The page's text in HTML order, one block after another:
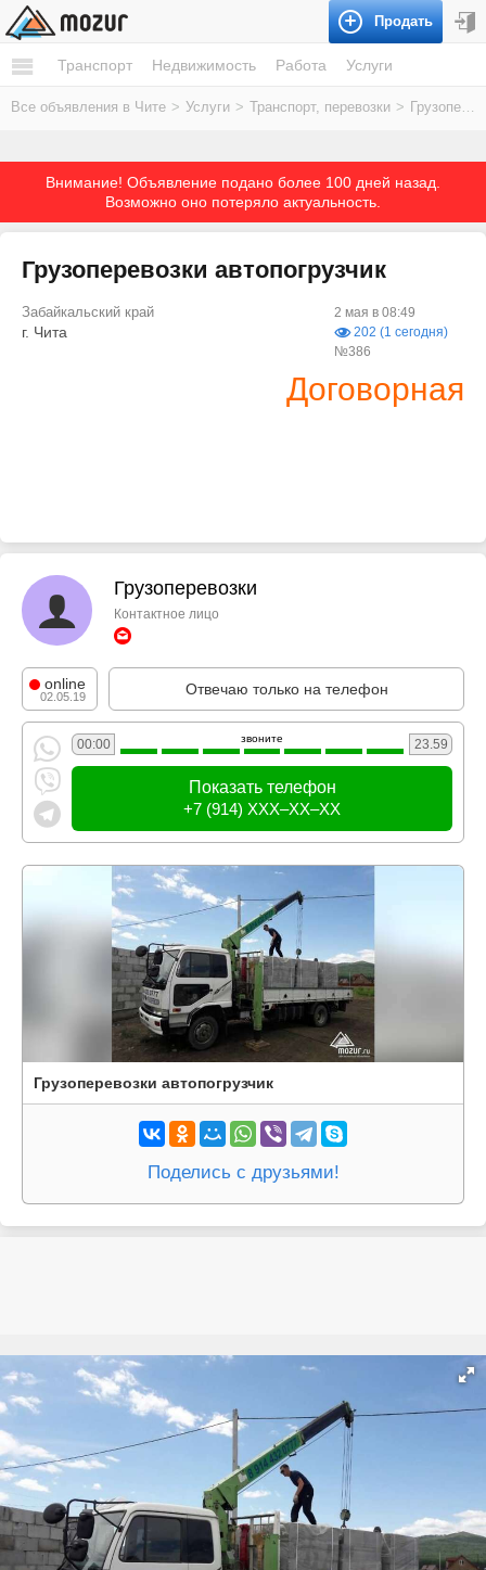
Продать
Транспорт Недвижимость Работа Услуги
Все объявления в Чите > Услуги > Транспорт, перевозки > Грузоперевозки
Внимание! Объявление подано более 100 дней назад.
Возможно оно потеряло актуальность.
Грузоперевозки автопогрузчик
Забайкальский край
г. Чита
2 мая в 08:49
202 (1 сегодня)
№386
Договорная
Грузоперевозки
Контактное лицо
online
02.05.19 Отвечаю только на телефон
00:00 звоните 23.59
Показать телефон
+7 (914) XXX–XX–XX
Грузоперевозки автопогрузчик
Поделись с друзьями!